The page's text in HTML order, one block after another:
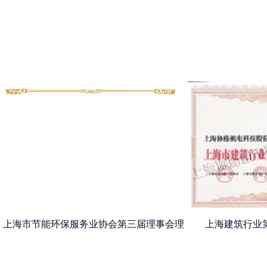
上海市节能环保服务业协会第三届理事会理 上海建筑行